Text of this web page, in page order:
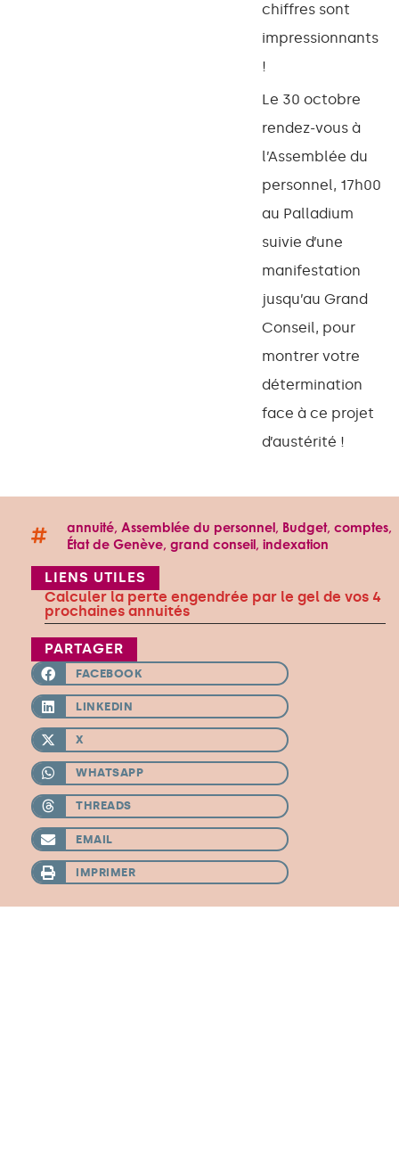
chiffres sont
impressionnants
!
Le 30 octobre
rendez-vous à
l’Assemblée du
personnel, 17h00
au Palladium
suivie d’une
manifestation
jusqu’au Grand
Conseil, pour
montrer votre
détermination
face à ce projet
d’austérité !
annuité, Assemblée du personnel, Budget, comptes,
État de Genève, grand conseil, indexation
LIENS UTILES
Calculer la perte engendrée par le gel de vos 4
prochaines annuités
PARTAGER
FACEBOOK
LINKEDIN
X
WHATSAPP
THREADS
EMAIL
IMPRIMER